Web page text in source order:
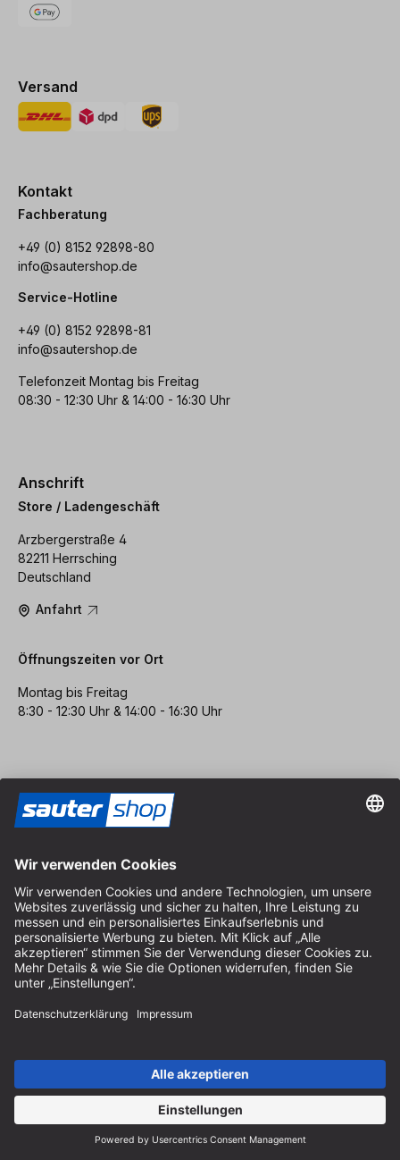
Versand
Kontakt
Fachberatung
+49 (0) 8152 92898-80
info@sautershop.de
Service-Hotline
+49 (0) 8152 92898-81
info@sautershop.de
Telefonzeit Montag bis Freitag
08:30 - 12:30 Uhr & 14:00 - 16:30 Uhr
Anschrift
Store / Ladengeschäft
Arzbergerstraße 4
82211 Herrsching
Deutschland
Anfahrt
Öffnungszeiten vor Ort
Montag bis Freitag
8:30 - 12:30 Uhr & 14:00 - 16:30 Uhr
Hilfe
Hinweise zur Batterieentsorgung
Zahlung & Steuer
Kontaktformular
Widerrufsrecht
FAQ-Service
Über uns
Karriere
Vertrag widerrufen